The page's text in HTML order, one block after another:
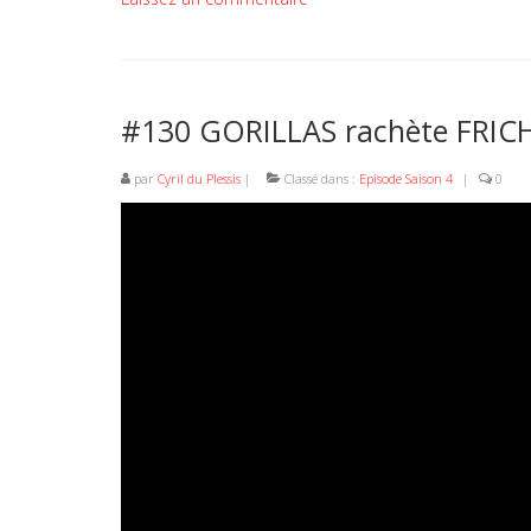
#130 GORILLAS rachète
par Cyril du Plessis | Classé dans : Episode Saison 4 | 0